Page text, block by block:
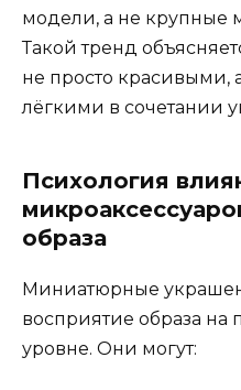
модели, а не крупные
Такой тренд
не просто красивыми,
лёгкими в сочетании
Психология
образа
Миниатюрные
восприятие образа на
уровне. Они могут: